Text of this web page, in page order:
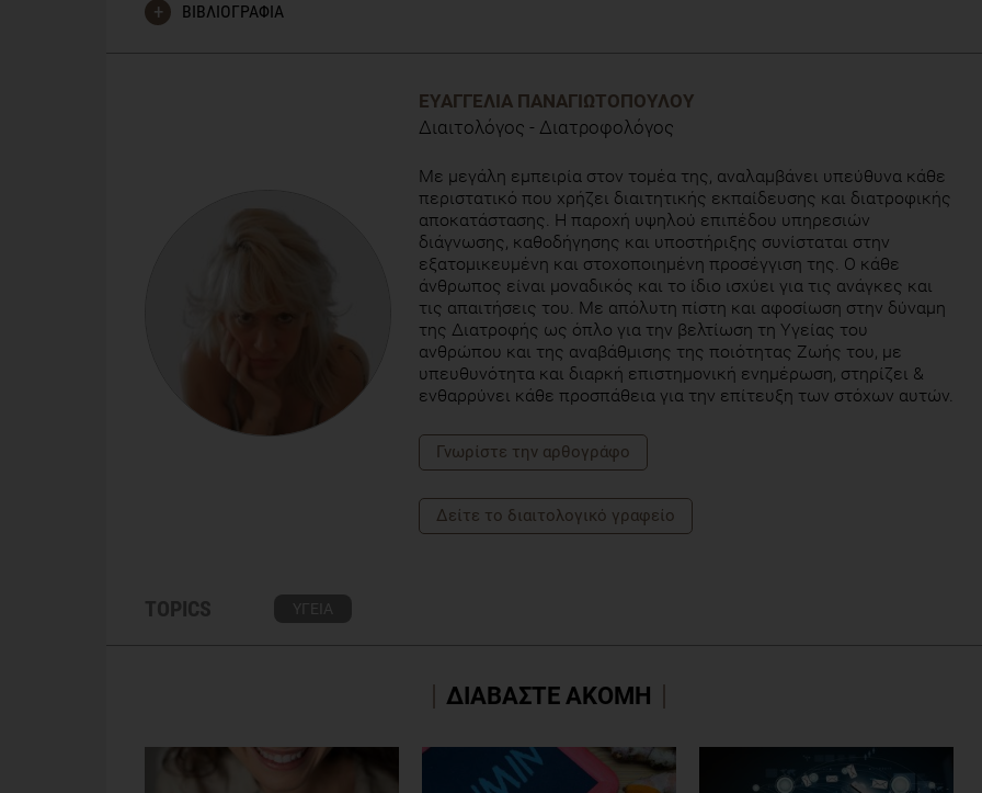
ΒΙΒΛΙΟΓΡΑΦΙΑ
'Lymphatique drainage for the lay person', του M.Car Parenti
'Η τεχνική της λεμφικής παροχέτευσης', της Τιμοθέας Πατζίκα
ΕΥΑΓΓΕΛΊΑ ΠΑΝΑΓΙΩΤΟΠΟΎΛΟΥ
Διαιτολόγος - Διατροφολόγος
Με μεγάλη εμπειρία στον τομέα της, αναλαμβάνει υπεύθυνα κάθε
περιστατικό που χρήζει διαιτητικής εκπαίδευσης και διατροφικής
αποκατάστασης. Η παροχή υψηλού επιπέδου υπηρεσιών
διάγνωσης, καθοδήγησης και υποστήριξης συνίσταται στην
εξατομικευμένη και στοχοποιημένη προσέγγιση της. Ο κάθε
άνθρωπος είναι μοναδικός και το ίδιο ισχύει για τις ανάγκες και
τις απαιτήσεις του. Με απόλυτη πίστη και αφοσίωση στην δύναμη
της Διατροφής ως όπλο για την βελτίωση τη Υγείας του
ανθρώπου και της αναβάθμισης της ποιότητας Ζωής του, με
υπευθυνότητα και διαρκή επιστημονική ενημέρωση, στηρίζει &
ενθαρρύνει κάθε προσπάθεια για την επίτευξη των στόχων αυτών.
Γνωρίστε την αρθογράφο
Δείτε το διαιτολογικό γραφείο
TOPICS ΥΓΕΙΑ
ΔΙΑΒΑΣΤΕ ΑΚΟΜΗ